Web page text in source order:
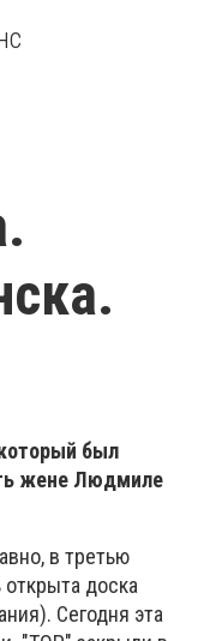
был
жене Людмиле
в третью
доска
Сегодня эта